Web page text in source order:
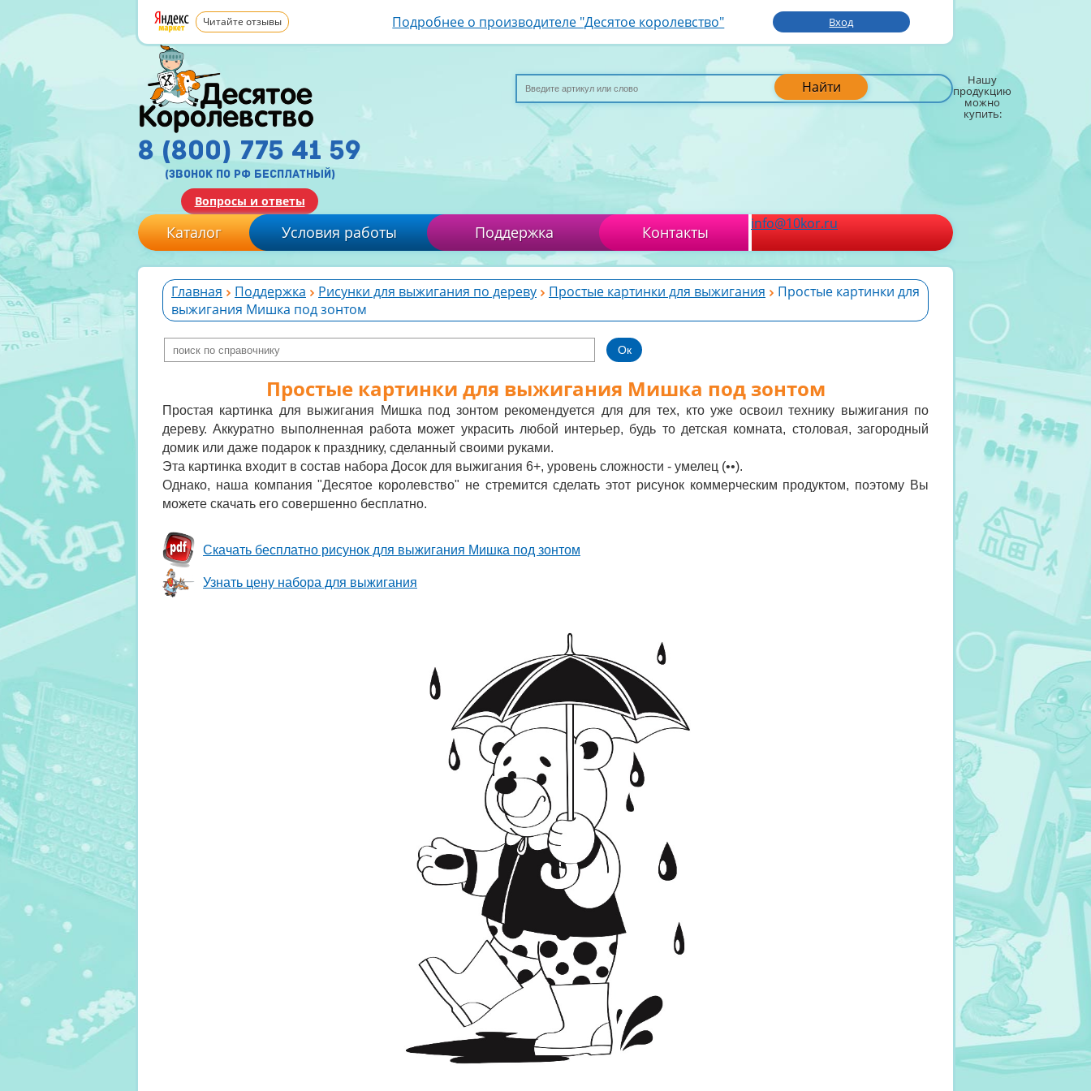
Читайте отзывы Подробнее о производителе "Десятое королевство" Вход
Найти Нашу
продукцию
можно
купить:
8 (800) 775 41 59
(звонок по рф бесплатный)
Вопросы и ответы
Каталог Условия работы Поддержка Контакты info@10kor.ru
Главная Поддержка Рисунки для выжигания по дереву Простые картинки для выжигания
Простые картинки для
выжигания Мишка под зонтом
Простые картинки для выжигания Мишка под зонтом
Простая картинка для выжигания Мишка под зонтом рекомендуется для для тех, кто уже освоил технику выжигания по
дереву. Аккуратно выполненная работа может украсить любой интерьер, будь то детская комната, столовая, загородный
домик или даже подарок к празднику, сделанный своими руками.
Эта картинка входит в состав набора Досок для выжигания 6+, уровень сложности - умелец (••).
Однако, наша компания "Десятое королевство" не стремится сделать этот рисунок коммерческим продуктом, поэтому Вы
можете скачать его совершенно бесплатно.
Скачать бесплатно рисунок для выжигания Мишка под зонтом
Узнать цену набора для выжигания